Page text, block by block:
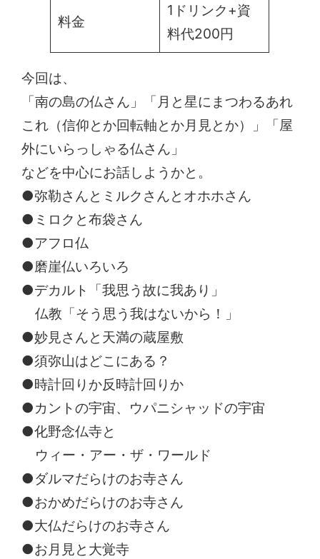
料金
1ドリンク+資
料代200円
今回は、
「南の島の仏さん」「月と星にまつわるあれ
これ（信仰とか回転軸とか月見とか）」「屋
外にいらっしゃる仏さん」
などを中心にお話しようかと。
●弥勒さんとミルクさんとオホホさん
●ミロクと布袋さん
●アフロ仏
●磨崖仏いろいろ
●デカルト「我思う故に我あり」
仏教「そう思う我はないから！」
●妙見さんと天満の蔵屋敷
●須弥山はどこにある？
●時計回りか反時計回りか
●カントの宇宙、ウパニシャッドの宇宙
●化野念仏寺と
ウィー・アー・ザ・ワールド
●ダルマだらけのお寺さん
●おかめだらけのお寺さん
●大仏だらけのお寺さん
●お月見と大覚寺